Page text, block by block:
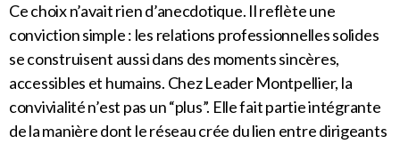
Ce choix n’avait rien d’anecdotique. Il reflète une
conviction simple : les relations professionnelles solides
se construisent aussi dans des moments sincères,
accessibles et humains. Chez Leader Montpellier, la
convivialité n’est pas un “plus”. Elle fait partie intégrante
de la manière dont le réseau crée du lien entre dirigeants